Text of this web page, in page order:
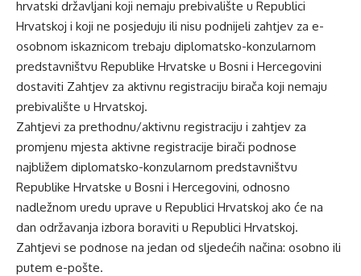
hrvatski državljani koji nemaju prebivalište u Republici
Hrvatskoj i koji ne posjeduju ili nisu podnijeli zahtjev za e-
osobnom iskaznicom trebaju diplomatsko-konzularnom
predstavništvu Republike Hrvatske u Bosni i Hercegovini
dostaviti Zahtjev za aktivnu registraciju birača koji nemaju
prebivalište u Hrvatskoj.
Zahtjevi za prethodnu/aktivnu registraciju i zahtjev za
promjenu mjesta aktivne registracije birači podnose
najbližem diplomatsko-konzularnom predstavništvu
Republike Hrvatske u Bosni i Hercegovini, odnosno
nadležnom uredu uprave u Republici Hrvatskoj ako će na
dan održavanja izbora boraviti u Republici Hrvatskoj.
Zahtjevi se podnose na jedan od sljedećih načina: osobno ili
putem e-pošte.